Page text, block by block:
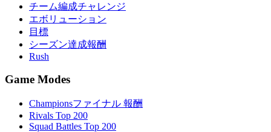
チーム編成チャレンジ
エボリューション
目標
シーズン達成報酬
Rush
Game Modes
Championsファイナル 報酬
Rivals Top 200
Squad Battles Top 200